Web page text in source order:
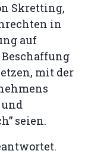
Skretting,
in
auf
mit der
und
seien.